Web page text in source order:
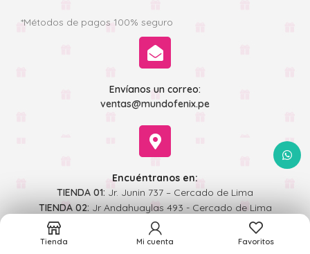
*Métodos de pagos 100% seguro
Envíanos un correo:
ventas@mundofenix.pe
Encuéntranos en:
TIENDA 01: Jr. Junin 737 – Cercado de Lima
TIENDA 02: Jr Andahuaylas 493 - Cercado de Lima
Tienda Mi cuenta Favoritos